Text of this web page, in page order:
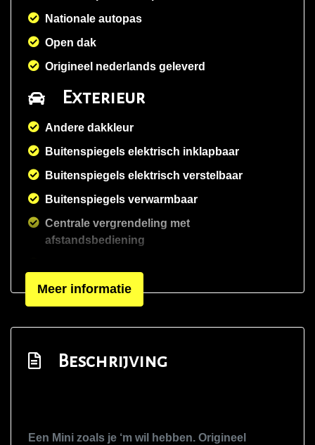
Nationale autopas
Open dak
Origineel nederlands geleverd
Exterieur
Andere dakkleur
Buitenspiegels elektrisch inklapbaar
Buitenspiegels elektrisch verstelbaar
Buitenspiegels verwarmbaar
Centrale vergrendeling met
afstandsbediening
Dimlichten automatisch
Extra getint glas achter
John cooper works pakket
Meer informatie
Beschrijving
Een Mini zoals je ‘m wil hebben. Origineel